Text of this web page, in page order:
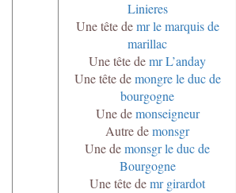
Linieres
Une tête demr le marquis de
marillac
Une tête demr L’anday
Une tête demongre le duc de
bourgogne
Une demonseigneur
Autre demonsgr
Une demonsgr le duc de
Bourgogne
Une tête demr girardot